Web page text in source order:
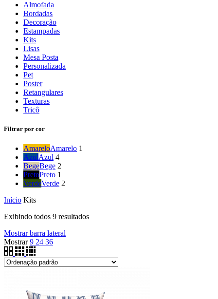
Almofada
Bordadas
Decoração
Estampadas
Kits
Lisas
Mesa Posta
Personalizada
Pet
Poster
Retangulares
Texturas
Tricô
Filtrar por cor
AmareloAmarelo 1
AzulAzul 4
BegeBege 2
PretoPreto 1
VerdeVerde 2
Início Kits
Exibindo todos 9 resultados
Mostrar barra lateral
Mostrar9 24 36